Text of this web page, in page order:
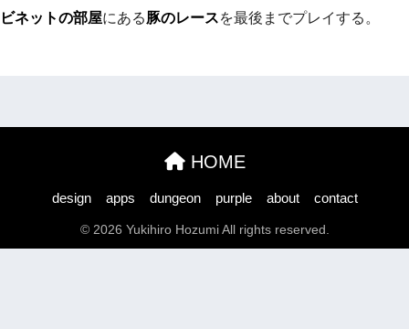
ビネットの部屋にある豚のレースを最後までプレイする。
HOME
design apps dungeon purple about contact
© 2026 Yukihiro Hozumi All rights reserved.